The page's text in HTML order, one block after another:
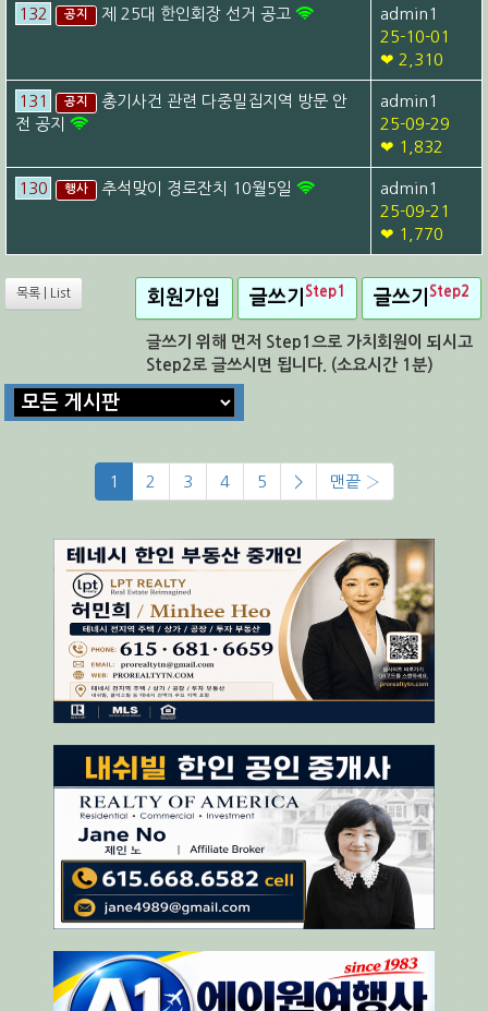
132 공지 제 25대 한인회장 선거 공고
admin1
25-10-01
❤ 2,310
131 공지
총기사건 관련 다중밀집지역 방문 안
전 공지
admin1
25-09-29
❤ 1,832
130 행사 추석맞이 경로잔치 10월5일
admin1
25-09-21
❤ 1,770
목록 | List 회원가입 글쓰기 Step1 글쓰기 Step2
글쓰기 위해 먼저 Step1으로 가치회원이 되시고
Step2로 글쓰시면 됩니다. (소요시간 1분)
1 2 3 4 5 > 맨끝 ›